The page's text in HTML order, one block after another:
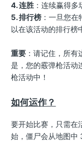
4. 连胜：连续赢得多
5. 排行榜 ：一旦您
以在该活动的排行榜
重要 ：请记住，所
是，您的霰弹枪活动
枪活动中！
如何运作？
要开始比赛，只需在
始，僵尸会从地图中